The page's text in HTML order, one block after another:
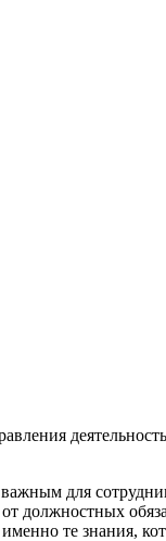
для
должностных
те знания,